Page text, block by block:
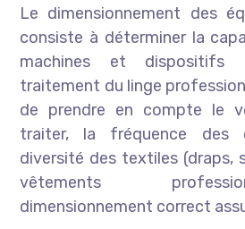
Le dimensionnement des
consiste à déterminer la
machines et dispositifs
traitement du linge
de prendre en compte le
traiter, la fréquence des
diversité des textiles (draps,
vêtements
dimensionnement correct